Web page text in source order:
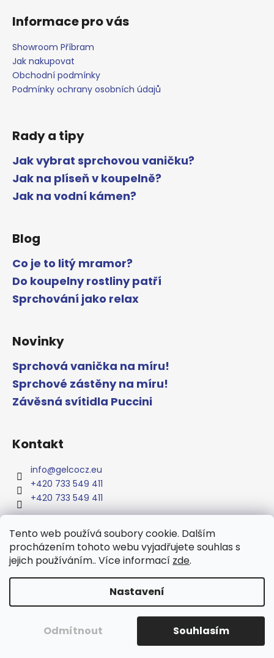
Tento web používá soubory cookie. Dalším
procházením tohoto webu vyjadřujete souhlas s
jejich používáním.. Více informací zde.
Nastavení
Odmítnout Souhlasím
Informace pro vás
Showroom Příbram
Jak nakupovat
Obchodní podmínky
Podmínky ochrany osobních údajů
Rady a tipy
Jak vybrat sprchovou vaničku?
Jak na plíseň v koupelně?
Jak na vodní kámen?
Blog
Co je to litý mramor?
Do koupelny rostliny patří
Sprchování jako relax
Novinky
Sprchová vanička na míru!
Sprchové zástěny na míru!
Závěsná svítidla Puccini
Kontakt
info@gelcocz.eu
+420 733 549 411
+420 733 549 411
www.gelcocz.eu
. Všechna práva vyhrazena.Upravit
nastavení cookies